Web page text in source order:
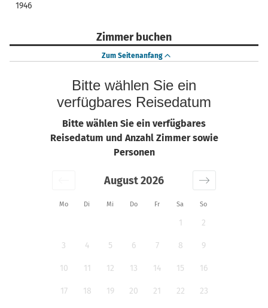
1946
Zimmer buchen
Zum Seitenanfang
Bitte wählen Sie ein
verfügbares Reisedatum
Bitte wählen Sie ein verfügbares
Reisedatum und Anzahl Zimmer sowie
Personen
Mo Di Mi Do Fr Sa So
August 2026
1 2
3 4 5 6 7 8 9
10 11 12 13 14 15 16
17 18 19 20 21 22 23